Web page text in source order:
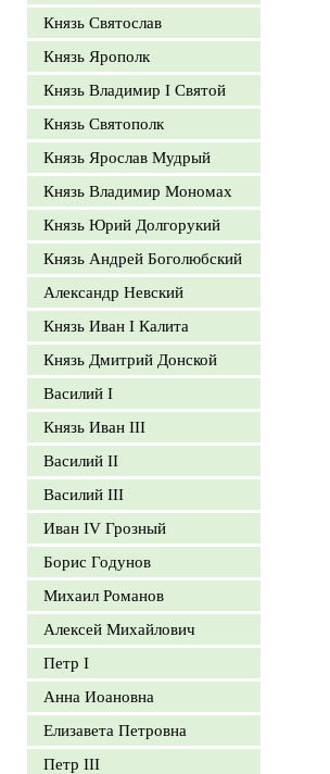
Князь Святослав
Князь Ярополк
Князь Владимир I Святой
Князь Святополк
Князь Ярослав Мудрый
Князь Владимир Мономах
Князь Юрий Долгорукий
Князь Андрей Боголюбский
Александр Невский
Князь Иван I Калита
Князь Дмитрий Донской
Василий I
Князь Иван III
Василий II
Василий III
Иван IV Грозный
Борис Годунов
Михаил Романов
Алексей Михайлович
Петр I
Анна Иоановна
Елизавета Петровна
Петр III